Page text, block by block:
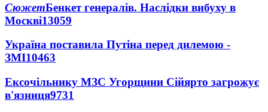
СюжетБенкет генералів. Наслідки вибуху в
Москві13059
Україна поставила Путіна перед дилемою -
ЗМІ10463
Ексочільнику МЗС Угорщини Сійярто загрожує
в'язниця9731